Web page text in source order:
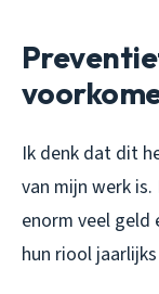
Ik denk dat dit
van mijn werk
enorm veel geld
hun riool